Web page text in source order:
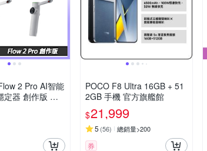
2 Pro AI智能
定器 創作版 東
POCO F8 Ultra 16GB + 51
2GB 手機 官方旗艦館
$21,999
5 (56) 總銷量>200
券